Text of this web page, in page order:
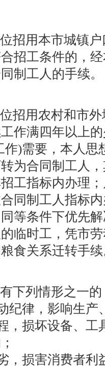
用本市城镇户
招工条件的，
制工人的手续。
用农村和市外
作满四年以上
作)需要，本人思
为合同制工人
工指标内办理
同制工人指标
等条件下优先
时工，凭市劳
食关系迁转手
列情形之一的
律，影响生产
损坏设备、工
损害消费者利